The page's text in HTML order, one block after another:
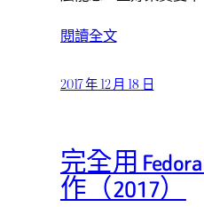
閱讀全文
2017 年 12 月 18 日
完全用 Fedora
作（2017）